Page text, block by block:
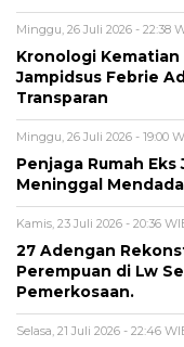
Minggu, 26 Juli 2026 - 22:38
Kronologi Kematian
Jampidsus Febrie
Transparan
Minggu, 26 Juli 2026 - 19:00
Penjaga Rumah
Meninggal
Kamis, 23 Juli 2026 - 20:36
27 Adengan
Perempuan di Lw
Pemerkosaan.
Selasa, 21 Juli 2026 - 22:46